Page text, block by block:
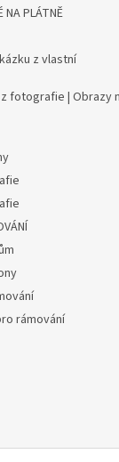
NA PLÁTNĚ
z vlastní
fotografie | Obrazy
rámování